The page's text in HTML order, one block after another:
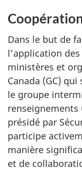
Dans le but de
l’application
ministères et
Canada (GC)
le groupe
renseignements
présidé par
participe
manière
et de